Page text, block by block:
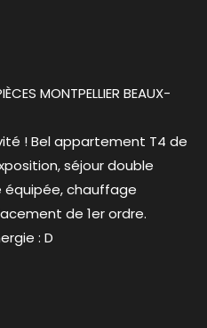
MONTPELLIER BEAUX-
! Bel appartement T4 de
séjour double
équipée, chauffage
de 1er ordre.
: D